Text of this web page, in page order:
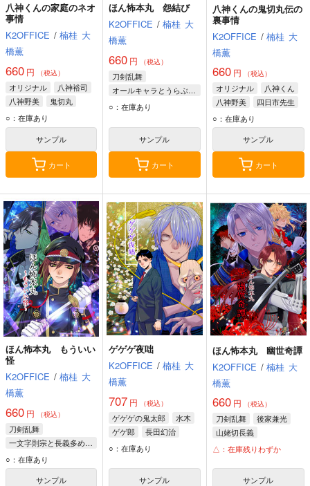
八神くんの家庭のネオ
事情
K2OFFICE / 楠桂 大
橋薫
660 円 （税込）
オリジナル
八神裕司
八神野美
鬼切丸
○：在庫あり
サンプル
カート
ほん怖本丸 怨結び
K2OFFICE / 楠桂 大
橋薫
660 円 （税込）
刀剣乱舞
オールキャラとうらぶホラー
大包平
童子切安綱
○：在庫あり
サンプル
カート
八神くんの鬼切丸伝の
裏事情
K2OFFICE / 楠桂 大
橋薫
660円 （税込）
オリジナル
八神くん
八神野美
四日市先生
○：在庫あり
サンプル
カート
ほん怖本丸 もういい
怪
K2OFFICE / 楠桂 大
橋薫
660 円 （税込）
刀剣乱舞
一文字則宗と長義多めのオールキャラ
一文字則宗
明石国行
○：在庫あり
サンプル
ゲゲゲ夜咄
K2OFFICE / 楠桂 大
橋薫
707 円 （税込）
ゲゲゲの鬼太郎
水木
ゲゲ郎
長田幻治
○：在庫あり
サンプル
ほん怖本丸 幽世奇譚
K2OFFICE / 楠桂 大
橋薫
660円 （税込）
刀剣乱舞
後家兼光
山姥切長義
一文字則宗
△：在庫残りわずか
サンプル